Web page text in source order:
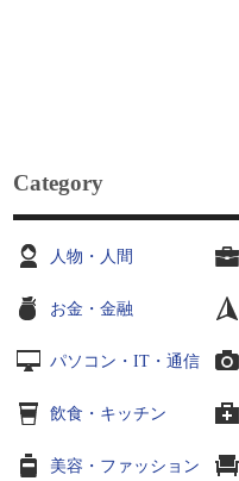
Category
人物・人間
お金・金融
パソコン・IT・通信
飲食・キッチン
美容・ファッション